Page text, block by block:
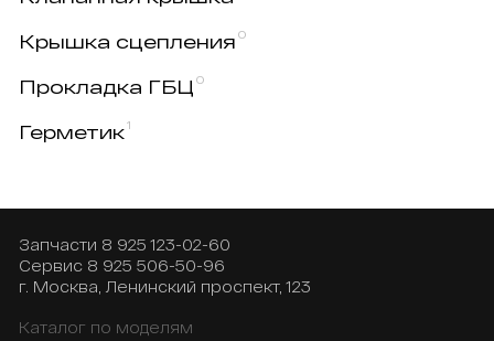
Крышка сцепления 0
Прокладка ГБЦ 0
Герметик1
Запчасти 8 925 123-02-60
Сервис 8 925 506-50-96
г. Москва, Ленинский проспект, 123
Каталог по моделям